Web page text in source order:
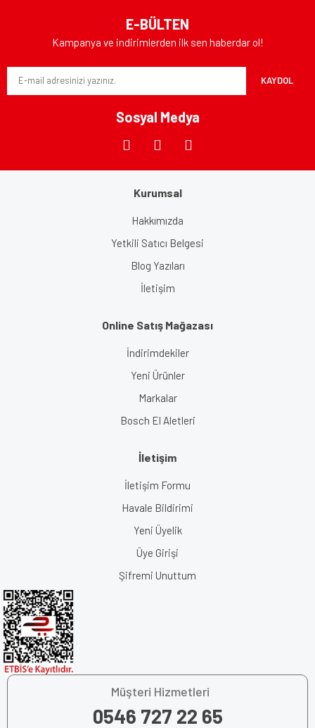
Ürün resmi kalitesiz, bozuk veya görüntülenemiyor.
Ürün açıklamasında eksik bilgiler bulunuyor.
Ürün fiyatı diğer sitelerden daha pahalı.
E-BÜLTEN
Kampanya ve indirimlerden ilk sen haberdar ol!
KAYDOL
Sosyal Medya
Kurumsal
Hakkımızda
Yetkili Satıcı Belgesi
Blog Yazıları
İletişim
Online Satış Mağazası
İndirimdekiler
Yeni Ürünler
Markalar
Bosch El Aletleri
İletişim
İletişim Formu
Havale Bildirimi
Yeni Üyelik
Üye Girişi
Şifremi Unuttum
Müşteri Hizmetleri
0546 727 22 65